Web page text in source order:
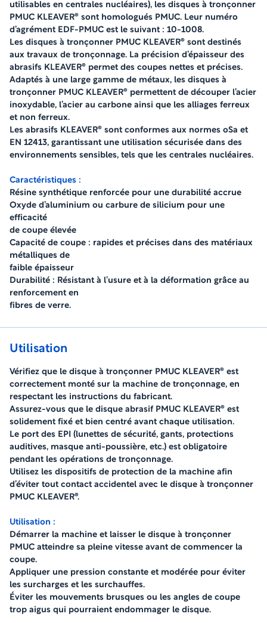
utilisables en centrales nucléaires), les disques à tronçonner
PMUC KLEAVER® sont homologués PMUC. Leur numéro
d’agrément EDF-PMUC est le suivant : 10-1008.
Les disques à tronçonner PMUC KLEAVER® sont destinés
aux travaux de tronçonnage. La précision d’épaisseur des
abrasifs KLEAVER® permet des coupes nettes et précises.
Adaptés à une large gamme de métaux, les disques à
tronçonner PMUC KLEAVER® permettent de découper l’acier
inoxydable, l’acier au carbone ainsi que les alliages ferreux
et non ferreux.
Les abrasifs KLEAVER® sont conformes aux normes oSa et
EN 12413, garantissant une utilisation sécurisée dans des
environnements sensibles, tels que les centrales nucléaires.
Caractéristiques :
Résine synthétique renforcée pour une durabilité accrue
Oxyde d’aluminium ou carbure de silicium pour une
efficacité
de coupe élevée
Capacité de coupe : rapides et précises dans des matériaux
métalliques de
faible épaisseur
Durabilité : Résistant à l’usure et à la déformation grâce au
renforcement en
fibres de verre.
Utilisation
Vérifiez que le disque à tronçonner PMUC KLEAVER® est
correctement monté sur la machine de tronçonnage, en
respectant les instructions du fabricant.
Assurez-vous que le disque abrasif PMUC KLEAVER® est
solidement fixé et bien centré avant chaque utilisation.
Le port des EPI (lunettes de sécurité, gants, protections
auditives, masque anti-poussière, etc.) est obligatoire
pendant les opérations de tronçonnage.
Utilisez les dispositifs de protection de la machine afin
d’éviter tout contact accidentel avec le disque à tronçonner
PMUC KLEAVER®.
Utilisation :
Démarrer la machine et laisser le disque à tronçonner
PMUC atteindre sa pleine vitesse avant de commencer la
coupe.
Appliquer une pression constante et modérée pour éviter
les surcharges et les surchauffes.
Éviter les mouvements brusques ou les angles de coupe
trop aigus qui pourraient endommager le disque.